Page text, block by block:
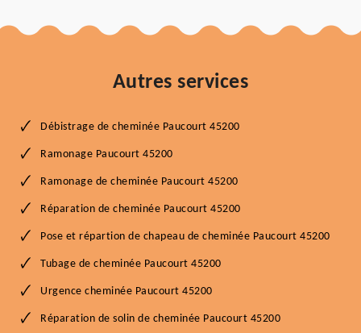
Autres services
Débistrage de cheminée Paucourt 45200
Ramonage Paucourt 45200
Ramonage de cheminée Paucourt 45200
Réparation de cheminée Paucourt 45200
Pose et répartion de chapeau de cheminée Paucourt 45200
Tubage de cheminée Paucourt 45200
Urgence cheminée Paucourt 45200
Réparation de solin de cheminée Paucourt 45200